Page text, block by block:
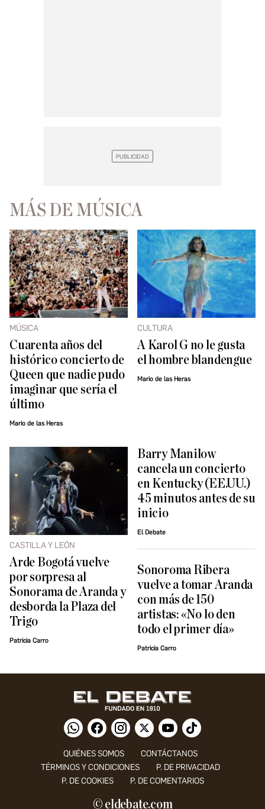
MÁS DE MÚSICA
MÚSICA
Cuarenta años del
histórico concierto de
Queen que nadie pudo
imaginar que sería el
último
Mario de las Heras
CULTURA
A Karol G no le gusta
el hombre blandengue
Mario de las Heras
CASTILLA Y LEÓN
Arde Bogotá vuelve
por sorpresa al
Sonorama de Aranda y
desborda la Plaza del
Trigo
Patricia Carro
Barry Manilow
cancela un concierto
en Kentucky (EE.UU.)
45 minutos antes de su
inicio
El Debate
Sonoroma Ribera
vuelve a tomar Aranda
con más de 150
artistas: «No lo den
todo el primer día»
Patricia Carro
QUIÉNES SOMOS
CONTÁCTANOS
TÉRMINOS Y CONDICIONES
P. DE PRIVACIDAD
P. DE COOKIES
P. DE COMENTARIOS
© eldebate.com